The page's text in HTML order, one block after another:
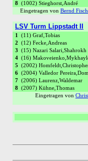
8 (1002) Stieghorst,André
Eingetragen von Bernd
LSV Turm Lippstadt II
1
(11) Graf,Tobias
2 (12) Fecke,Andreas
3 (15) Nazari Salari,Shahrokh
4 (16)
5 (2002)
6 (2004) Valledor
7 (2006) Laurenz,Waldemar
8 (2007) Kühne,Thomas
Eingetragen von